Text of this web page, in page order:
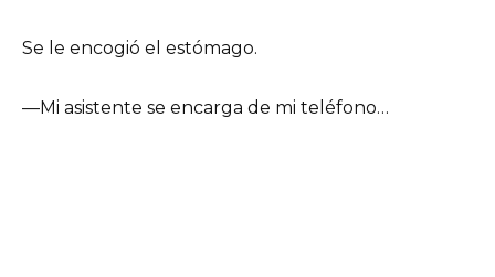
Se le encogió el estómago.
—Mi asistente se encarga de mi teléfono…